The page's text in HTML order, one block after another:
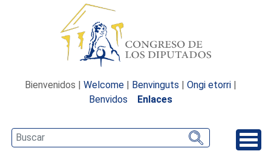
Bienvenidos | Welcome | Benvinguts | Ongi etorri |
Benvidos
Enlaces